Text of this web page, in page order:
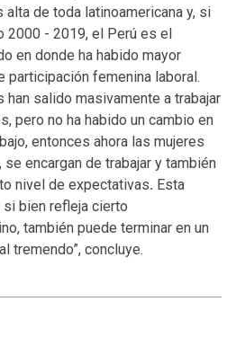
de toda latinoamericana y, si
2000 - 2019, el Perú es el
en donde ha habido mayor
participación femenina laboral.
han salido masivamente a trabajar
pero no ha habido un cambio en
entonces ahora las mujeres
encargan de trabajar y también
nivel de expectativas. Esta
bien refleja cierto
también puede terminar en un
tremendo”, concluye.